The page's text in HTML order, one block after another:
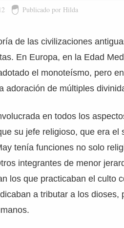
Publicado por Hilda
de las civilizaciones
En Europa, en la Edad
el monoteísmo, pero
adoración de múltiples
en todos los
su jefe religioso, que era el
tenía funciones no solo
integrantes de menor
los que practicaban el culto
a tributar a los dioses,